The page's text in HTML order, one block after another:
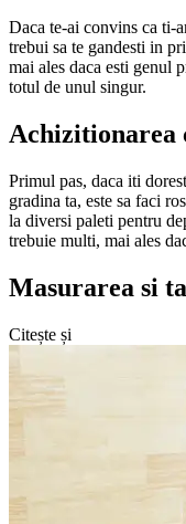
Daca te-ai convins ca ti-
trebui sa te gandesti in
mai ales daca esti genul
totul de unul singur.
Primul pas, daca iti
gradina ta, este sa faci
la diversi paleti pentru
trebuie multi, mai ales
Masurarea si
Citește și